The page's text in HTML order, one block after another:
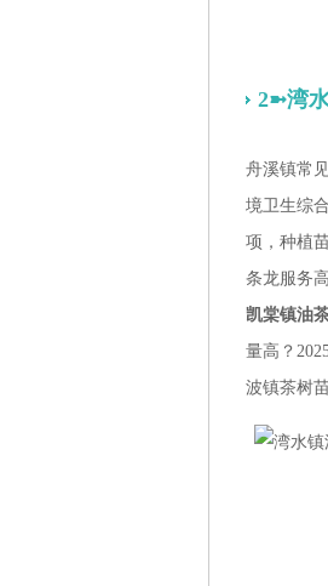
2➼湾
舟溪镇常
境卫生综
项，种植
条龙服务
凯棠镇油
量高？
波镇茶树